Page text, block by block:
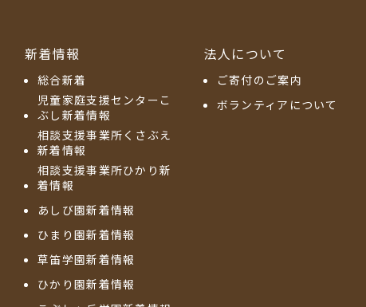
新着情報
総合新着
児童家庭支援センターこ
ぶし新着情報
相談支援事業所くさぶえ
新着情報
相談支援事業所ひかり新
着情報
あしび園新着情報
ひまり園新着情報
草笛学園新着情報
ひかり園新着情報
法人について
ご寄付のご案内
ボランティアについて